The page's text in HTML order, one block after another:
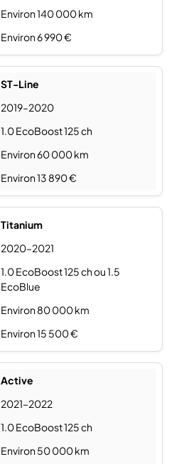
Environ 140 000 km
Environ 6 990 €
ST-Line
2019–2020
1.0 EcoBoost 125 ch
Environ 60 000 km
Environ 13 890 €
Titanium
2020–2021
1.0 EcoBoost 125 ch ou 1.5
EcoBlue
Environ 80 000 km
Environ 15 500 €
Active
2021–2022
1.0 EcoBoost 125 ch
Environ 50 000 km